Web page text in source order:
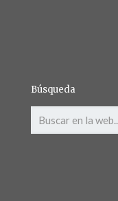
Búsqueda